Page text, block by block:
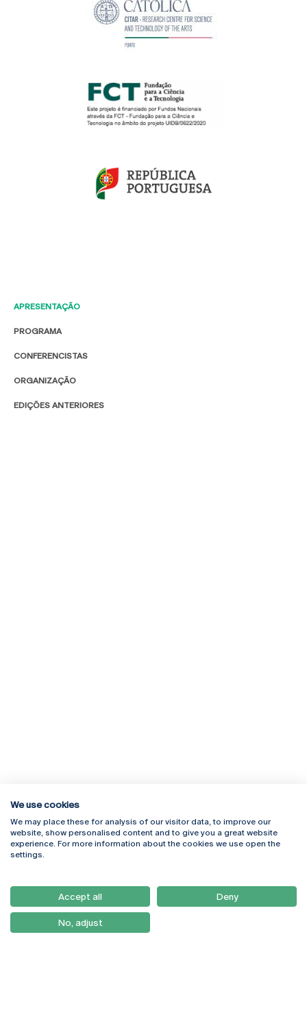
APRESENTAÇÃO
PROGRAMA
CONFERENCISTAS
ORGANIZAÇÃO
EDIÇÕES ANTERIORES
Rua Diogo Botelho 1327
4169-005 Porto
+351 226 196 240
Campus Online
Webmail
Como Chegar
Newsletter
We use cookies
We may place these for analysis of our visitor data, to improve our
website, show personalised content and to give you a great website
experience. For more information about the cookies we use open the
settings.
Accept all Deny
No, adjust